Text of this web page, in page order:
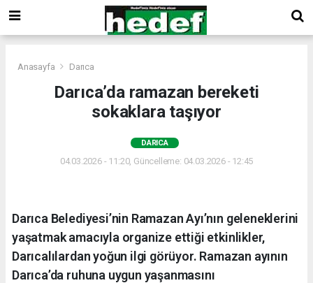
Anasayfa Darıca
Darıca’da ramazan bereketi
sokaklara taşıyor
DARICA
04.03.2026 - 11:20, Güncelleme: 04.03.2026 - 12:45
Darıca Belediyesi’nin Ramazan Ayı’nın geleneklerini
yaşatmak amacıyla organize ettiği etkinlikler,
Darıcalılardan yoğun ilgi görüyor. Ramazan ayının
Darıca’da ruhuna uygun yaşanmasını